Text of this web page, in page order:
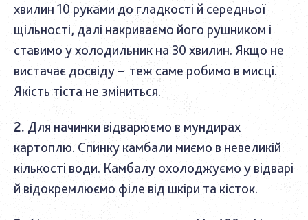
хвилин 10 руками до гладкості й середньої
щільності, далі накриваємо його рушником і
ставимо у холодильник на 30 хвилин. Якщо не
вистачає досвіду – теж саме робимо в мисці.
Якість тіста не зміниться.
Для начинки відварюємо в мундирах
картоплю. Спинку камбали миємо в невеликій
кількості води. Камбалу охолоджуємо у відварі
й відокремлюємо філе від шкіри та кісток.